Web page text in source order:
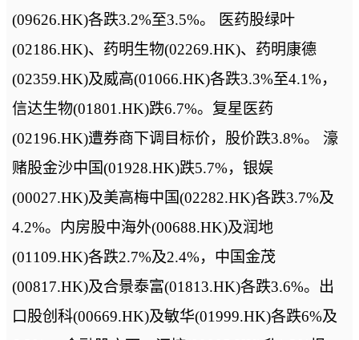
(09626.HK)各跌3.2%至3.5%。 医药股绿叶
(02186.HK)、药明生物(02269.HK)、药明康德
(02359.HK)及威高(01066.HK)各跌3.3%至4.1%，
信达生物(01801.HK)跌6.7%。复星医药
(02196.HK)遭券商下调目标价，股价跌3.8%。 濠
赌股金沙中国(01928.HK)跌5.7%，银娱
(00027.HK)及美高梅中国(02282.HK)各跌3.7%及
4.2%。内房股中海外(00688.HK)及润地
(01109.HK)各跌2.7%及2.4%，中国金茂
(00817.HK)及合景泰富(01813.HK)各跌3.6%。出
口股创科(00669.HK)及敏华(01999.HK)各跌6%及